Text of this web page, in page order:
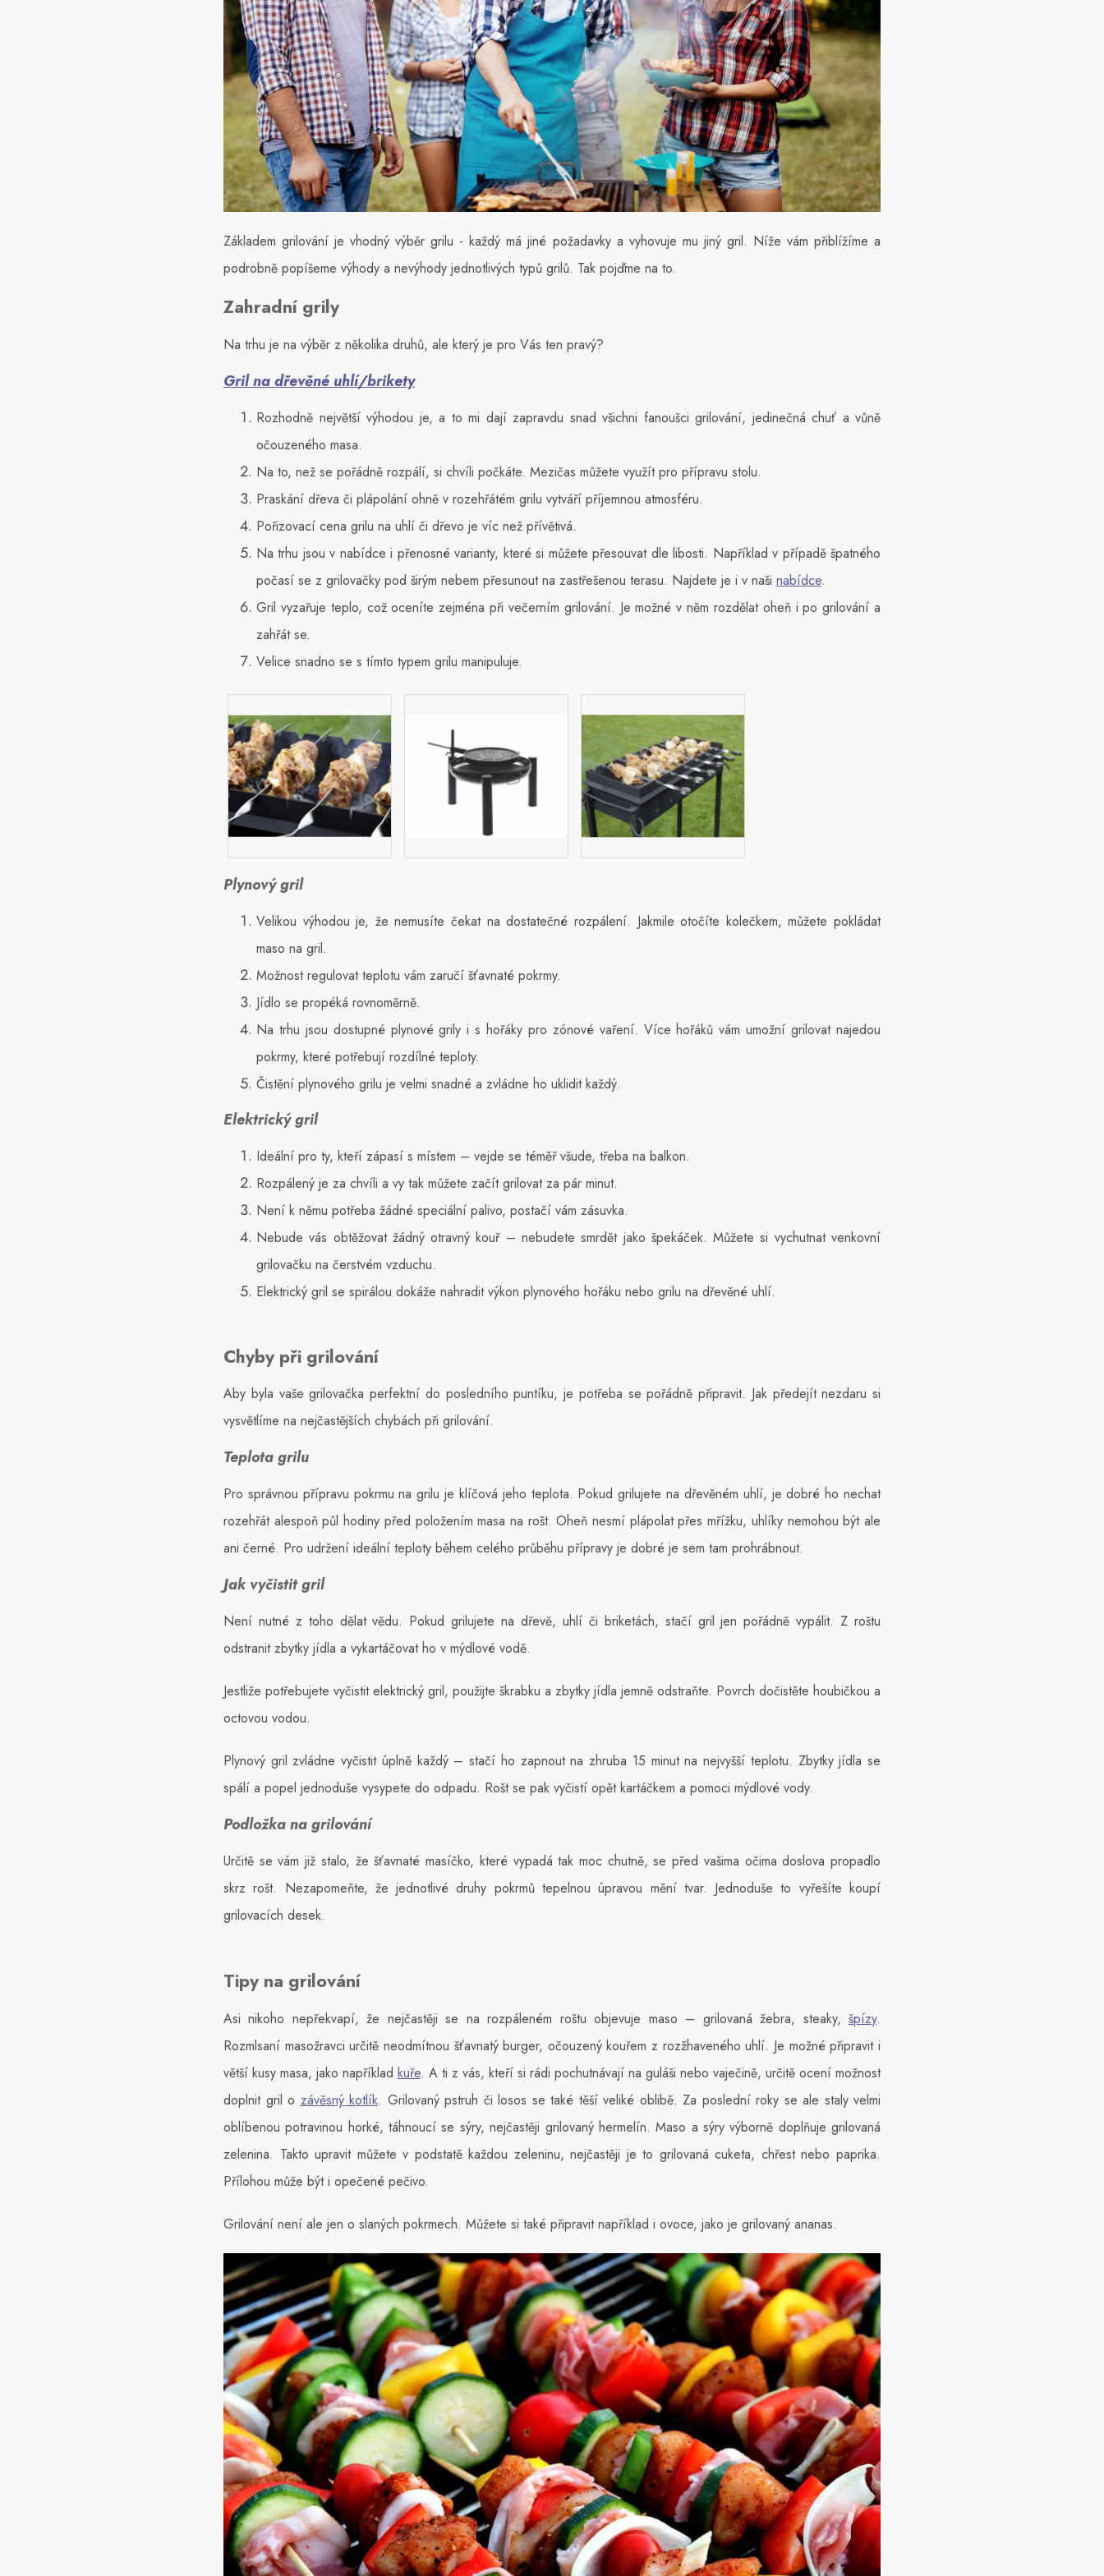
Základem grilování je vhodný výběr grilu - každý má jiné požadavky a vyhovuje mu jiný gril. Níže vám přiblížíme a
podrobně popíšeme výhody a nevýhody jednotlivých typů grilů. Tak pojďme na to.
Zahradní grily
Na trhu je na výběr z několika druhů, ale který je pro Vás ten pravý?
Gril na dřevěné uhlí/brikety
Rozhodně největší výhodou je, a to mi dají zapravdu snad všichni fanoušci grilování, jedinečná chuť a vůně
očouzeného masa.
Na to, než se pořádně rozpálí, si chvíli počkáte. Mezičas můžete využít pro přípravu stolu.
Praskání dřeva či plápolání ohně v rozehřátém grilu vytváří příjemnou atmosféru.
Pořizovací cena grilu na uhlí či dřevo je víc než přívětivá.
Na trhu jsou v nabídce i přenosné varianty, které si můžete přesouvat dle libosti. Například v případě špatného
počasí se z grilovačky pod širým nebem přesunout na zastřešenou terasu. Najdete je i v naši nabídce.
Gril vyzařuje teplo, což oceníte zejména při večerním grilování. Je možné v něm rozdělat oheň i po grilování a
zahřát se.
Velice snadno se s tímto typem grilu manipuluje.
Plynový gril
Velikou výhodou je, že nemusíte čekat na dostatečné rozpálení. Jakmile otočíte kolečkem, můžete pokládat
maso na gril.
Možnost regulovat teplotu vám zaručí šťavnaté pokrmy.
Jídlo se propéká rovnoměrně.
Na trhu jsou dostupné plynové grily i s hořáky pro zónové vaření. Více hořáků vám umožní grilovat najedou
pokrmy, které potřebují rozdílné teploty.
Čistění plynového grilu je velmi snadné a zvládne ho uklidit každý.
Elektrický gril
Ideální pro ty, kteří zápasí s místem – vejde se téměř všude, třeba na balkon.
Rozpálený je za chvíli a vy tak můžete začít grilovat za pár minut.
Není k němu potřeba žádné speciální palivo, postačí vám zásuvka.
Nebude vás obtěžovat žádný otravný kouř – nebudete smrdět jako špekáček. Můžete si vychutnat venkovní
grilovačku na čerstvém vzduchu.
Elektrický gril se spirálou dokáže nahradit výkon plynového hořáku nebo grilu na dřevěné uhlí.
Chyby při grilování
Aby byla vaše grilovačka perfektní do posledního puntíku, je potřeba se pořádně připravit. Jak předejít nezdaru si
vysvětlíme na nejčastějších chybách při grilování.
Teplota grilu
Pro správnou přípravu pokrmu na grilu je klíčová jeho teplota. Pokud grilujete na dřevěném uhlí, je dobré ho nechat
rozehřát alespoň půl hodiny před položením masa na rošt. Oheň nesmí plápolat přes mřížku, uhlíky nemohou být ale
ani černé. Pro udržení ideální teploty během celého průběhu přípravy je dobré je sem tam prohrábnout.
Jak vyčistit gril
Není nutné z toho dělat vědu. Pokud grilujete na dřevě, uhlí či briketách, stačí gril jen pořádně vypálit. Z roštu
odstranit zbytky jídla a vykartáčovat ho v mýdlové vodě.
Jestliže potřebujete vyčistit elektrický gril, použijte škrabku a zbytky jídla jemně odstraňte. Povrch dočistěte houbičkou a
octovou vodou.
Plynový gril zvládne vyčistit úplně každý – stačí ho zapnout na zhruba 15 minut na nejvyšší teplotu. Zbytky jídla se
spálí a popel jednoduše vysypete do odpadu. Rošt se pak vyčistí opět kartáčkem a pomoci mýdlové vody.
Podložka na grilování
Určitě se vám již stalo, že šťavnaté masíčko, které vypadá tak moc chutně, se před vašima očima doslova propadlo
skrz rošt. Nezapomeňte, že jednotlivé druhy pokrmů tepelnou úpravou mění tvar. Jednoduše to vyřešíte koupí
grilovacích desek.
Tipy na grilování
Asi nikoho nepřekvapí, že nejčastěji se na rozpáleném roštu objevuje maso – grilovaná žebra, steaky, špízy.
Rozmlsaní masožravci určitě neodmítnou šťavnatý burger, očouzený kouřem z rozžhaveného uhlí. Je možné připravit i
větší kusy masa, jako například kuře. A ti z vás, kteří si rádi pochutnávají na guláši nebo vaječině, určitě ocení možnost
doplnit gril o závěsný kotlík. Grilovaný pstruh či losos se také těší veliké oblibě. Za poslední roky se ale staly velmi
oblíbenou potravinou horké, táhnoucí se sýry, nejčastěji grilovaný hermelín. Maso a sýry výborně doplňuje grilovaná
zelenina. Takto upravit můžete v podstatě každou zeleninu, nejčastěji je to grilovaná cuketa, chřest nebo paprika.
Přílohou může být i opečené pečivo.
Grilování není ale jen o slaných pokrmech. Můžete si také připravit například i ovoce, jako je grilovaný ananas.